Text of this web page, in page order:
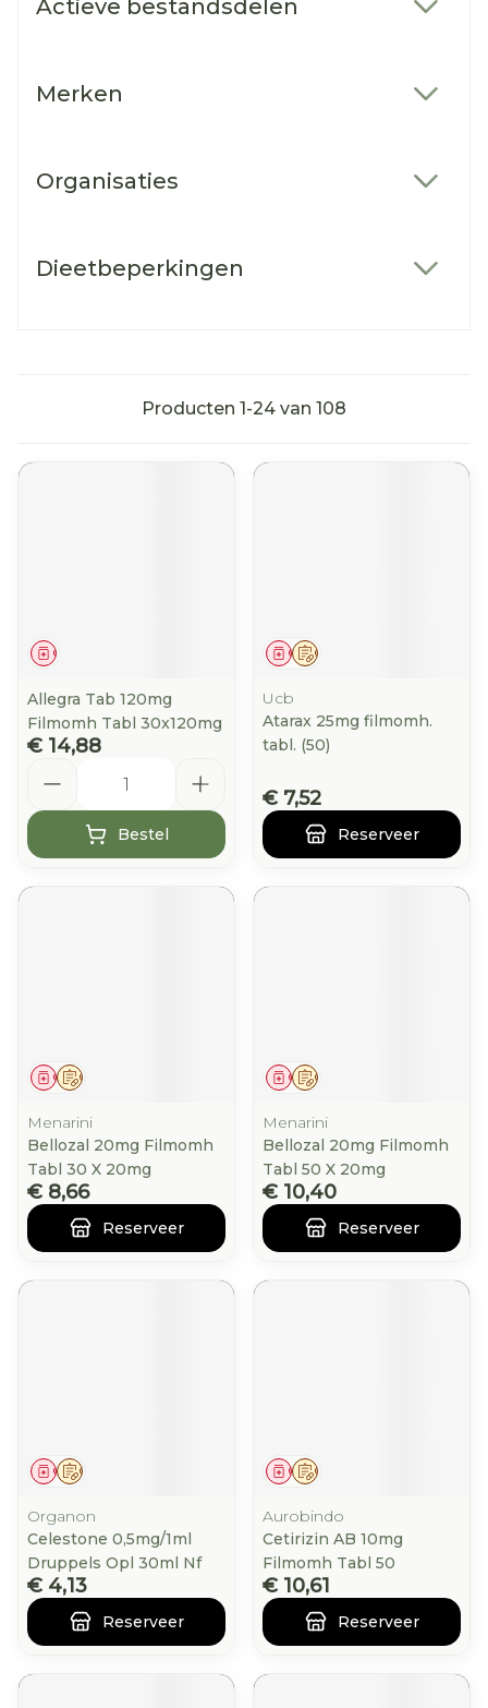
Actieve bestandsdelen
Merken
Organisaties
Dieetbeperkingen
Producten 1-24 van 108
Geneesmiddel
Allegra Tab 120mg
Filmomh Tabl 30x120mg
€ 14,88
Bestel
Op voorschrift
Geneesmiddel
Ucb
Atarax 25mg filmomh.
tabl. (50)
€ 7,52
Reserveer
Op voorschrift
Geneesmiddel
Menarini
Bellozal 20mg Filmomh
Tabl 30 X 20mg
€ 8,66
Reserveer
Op voorschrift
Geneesmiddel
Menarini
Bellozal 20mg Filmomh
Tabl 50 X 20mg
€ 10,40
Reserveer
Op voorschrift
Geneesmiddel
Organon
Celestone 0,5mg/1ml
Druppels Opl 30ml Nf
€ 4,13
Reserveer
Op voorschrift
Geneesmiddel
Aurobindo
Cetirizin AB 10mg
Filmomh Tabl 50
€ 10,61
Reserveer